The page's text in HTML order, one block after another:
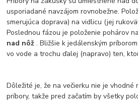
usporiadané navzájom rovnobežne.
smerujúca doprava) na vidlicu (jej
Poslednou fázou je položenie pohárov
nad nôž. Bližšie k jedálenským
vo vode a trochu ďalej (napravo) ten,
Dôležité je, že na večierku nie je
príbory, takže pred začatím by všetky